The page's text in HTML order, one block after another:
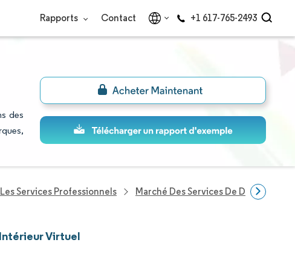
Rapports Contact +1 617-765-2493
des
Services Professionnels Marché Des Services De Design
Virtuel